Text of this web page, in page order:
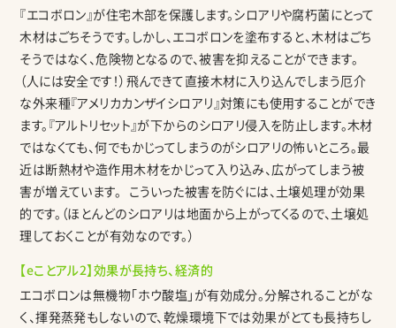
『エコボロン』が住宅木部を保護します。シロアリや腐朽菌にとって
木材はごちそうです。しかし、エコボロンを塗布すると、木材はごち
そうではなく、危険物となるので、被害を抑えることができます。
（人には安全です！）飛んできて直接木材に入り込んでしまう厄介
な外来種『アメリカカンザイシロアリ』対策にも使用することができ
ます。『アルトリセット』が下からのシロアリ侵入を防止します。木材
ではなくても、何でもかじってしまうのがシロアリの怖いところ。最
近は断熱材や造作用木材をかじって入り込み、広がってしまう被
害が増えています。 こういった被害を防ぐには、土壌処理が効果
的です。（ほとんどのシロアリは地面から上がってくるので、土壌処
理しておくことが有効なのです。）
【eことアル2】効果が長持ち、経済的
エコボロンは無機物「ホウ酸塩」が有効成分。分解されることがな
く、揮発蒸発もしないので、乾燥環境下では効果がとても長持ちし